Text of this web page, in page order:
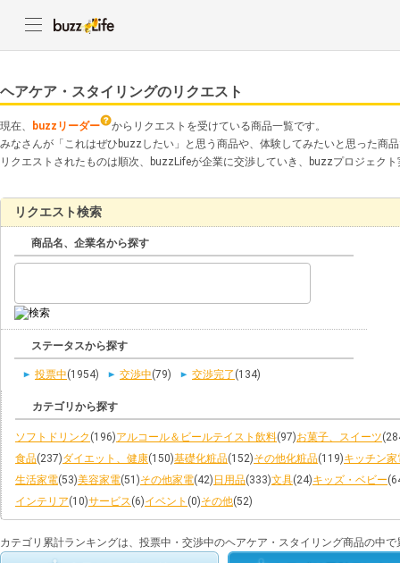
ヘアケア・スタイリングのリクエスト
現在、 buzzリーダー
からリクエストを受けている商品一覧です。
みなさんが「これはぜひbuzzしたい」と思う商品や、体験してみたいと思った商
リクエストされたものは順次、buzzLifeが企業に交渉していき、buzzプロジェク
リクエスト検索
商品名、企業名から探す
ステータスから探す
投票中(1954) 交渉中(79) 交渉完了 (134)
カテゴリから探す
ソフトドリンク (196)アルコール＆ビールテイスト飲料(97)お菓子、スイーツ
食品(237)ダイエット、健康(150)基礎化粧品(152)その他化粧品(119)キッチン家
生活家電(53)美容家電(51)その他家電(42) 日用品(333)文具(24)キッズ・ベビー
インテリア(10)サービス(6)イベント (0)その他(52)
カテゴリ累計ランキングは、投票中・交渉中のヘアケア・スタイリング商品の中